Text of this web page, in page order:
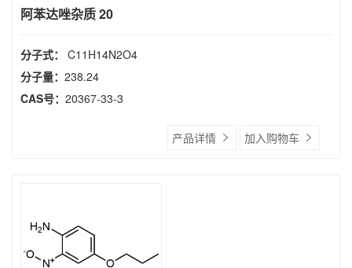
阿苯达唑杂质 20
分子式： C11H14N2O4
分子量： 238.24
CAS号： 20367-33-3
产品详情 加入购物车